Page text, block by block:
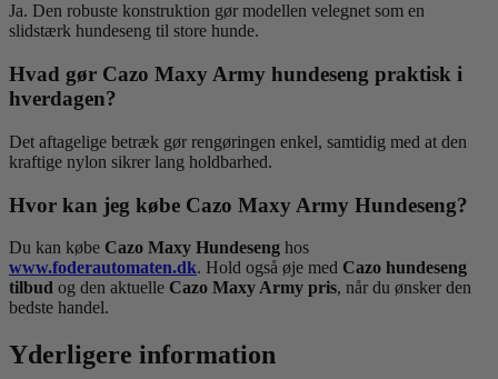
Ja. Den robuste konstruktion gør modellen velegnet som en
slidstærk hundeseng til store hunde.
Hvad gør Cazo Maxy Army hundeseng praktisk i
hverdagen?
Det aftagelige betræk gør rengøringen enkel, samtidig med at den
kraftige nylon sikrer lang holdbarhed.
Hvor kan jeg købe Cazo Maxy Army Hundeseng?
Du kan købe Cazo Maxy Hundeseng hos
www.foderautomaten.dk. Hold også øje med Cazo hundeseng
tilbud og den aktuelle Cazo Maxy Army pris, når du ønsker den
bedste handel.
Yderligere information